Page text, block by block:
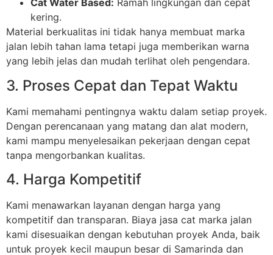
Cat Water Based: Ramah lingkungan dan cepat
kering.
Material berkualitas ini tidak hanya membuat marka
jalan lebih tahan lama tetapi juga memberikan warna
yang lebih jelas dan mudah terlihat oleh pengendara.
3. Proses Cepat dan Tepat Waktu
Kami memahami pentingnya waktu dalam setiap proyek.
Dengan perencanaan yang matang dan alat modern,
kami mampu menyelesaikan pekerjaan dengan cepat
tanpa mengorbankan kualitas.
4. Harga Kompetitif
Kami menawarkan layanan dengan harga yang
kompetitif dan transparan. Biaya jasa cat marka jalan
kami disesuaikan dengan kebutuhan proyek Anda, baik
untuk proyek kecil maupun besar di Samarinda dan